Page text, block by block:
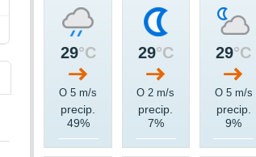
29°C
O 5 m/s
precip.
49%
29°C
O 2 m/s
precip.
7%
29°C
O 5 m/s
precip.
9%